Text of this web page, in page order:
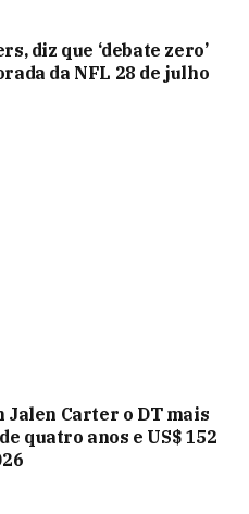
diz que ‘debate zero’
da NFL 28 de julho
Carter o DT mais
quatro anos e US$ 152